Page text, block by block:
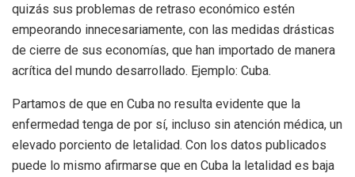
quizás sus problemas de retraso económico estén
empeorando innecesariamente, con las medidas drásticas
de cierre de sus economías, que han importado de manera
acrítica del mundo desarrollado. Ejemplo: Cuba.
Partamos de que en Cuba no resulta evidente que la
enfermedad tenga de por sí, incluso sin atención médica, un
elevado porciento de letalidad. Con los datos publicados
puede lo mismo afirmarse que en Cuba la letalidad es baja